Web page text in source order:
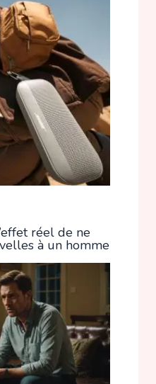
réel de ne
à un homme